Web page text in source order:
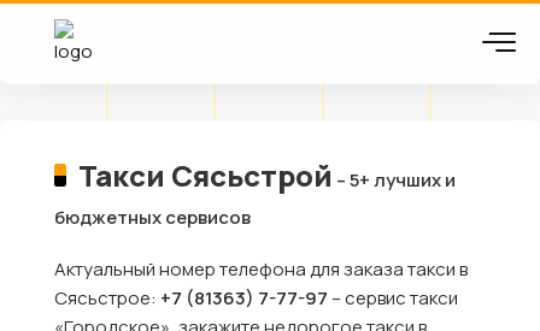
Такси Сясьстрой – 5+ лучших и
бюджетных сервисов
Актуальный номер телефона для заказа такси в
Сясьстрое: +7 (81363) 7-77-97 – сервис такси